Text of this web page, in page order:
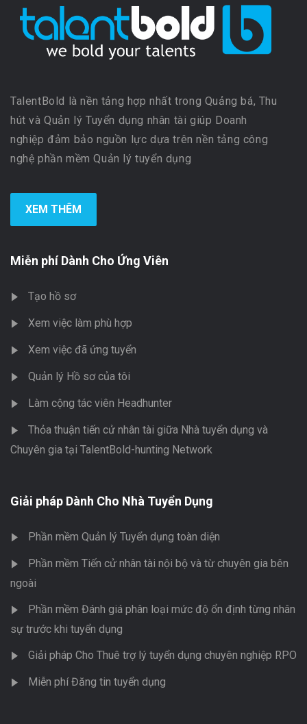
TalentBold là nền tảng hợp nhất trong Quảng bá, Thu
hút và Quản lý Tuyển dụng nhân tài giúp Doanh
nghiệp đảm bảo nguồn lực dựa trên nền tảng công
nghệ phần mềm Quản lý tuyển dụng
XEM THÊM
Miễn phí Dành Cho Ứng Viên
Tạo hồ sơ
Xem việc làm phù hợp
Xem việc đã ứng tuyển
Quản lý Hồ sơ của tôi
Làm cộng tác viên Headhunter
Thỏa thuận tiến cử nhân tài giữa Nhà tuyển dụng và
Chuyên gia tại TalentBold-hunting Network
Giải pháp Dành Cho Nhà Tuyển Dụng
Phần mềm Quản lý Tuyển dụng toàn diện
Phần mềm Tiến cử nhân tài nội bộ và từ chuyên gia bên
ngoài
Phần mềm Đánh giá phân loại mức độ ổn định từng nhân
sự trước khi tuyển dụng
Giải pháp Cho Thuê trợ lý tuyển dụng chuyên nghiệp RPO
Miễn phí Đăng tin tuyển dụng